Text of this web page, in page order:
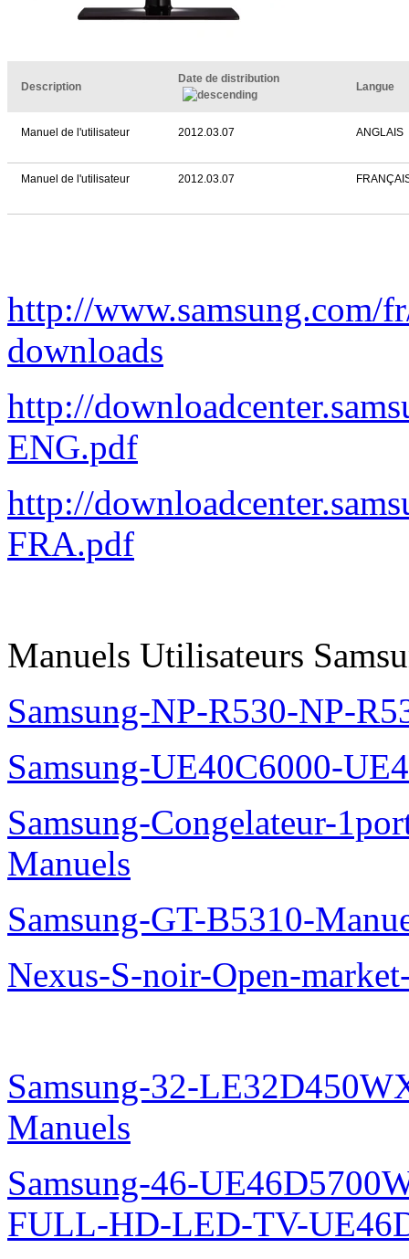
Description
Date de distribution
Langue
Manuel de l'utilisateur 2012.03.07 ANGLAIS
Manuel de l'utilisateur 2012.03.07
http://www.samsung.com/
downloads
http://
ENG.pdf
http://
FRA.pdf
Manuels Utilisateurs
Samsung-NP-R530-NP-
Samsung-UE40C6000-
Samsung-Congelateur-
Manuels
Samsung-GT-B5310-
Nexus-S-noir-Open-
Samsung-32-
Manuels
Samsung-46-
FULL-HD-LED-TV-